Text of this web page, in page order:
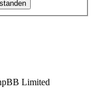
Limited